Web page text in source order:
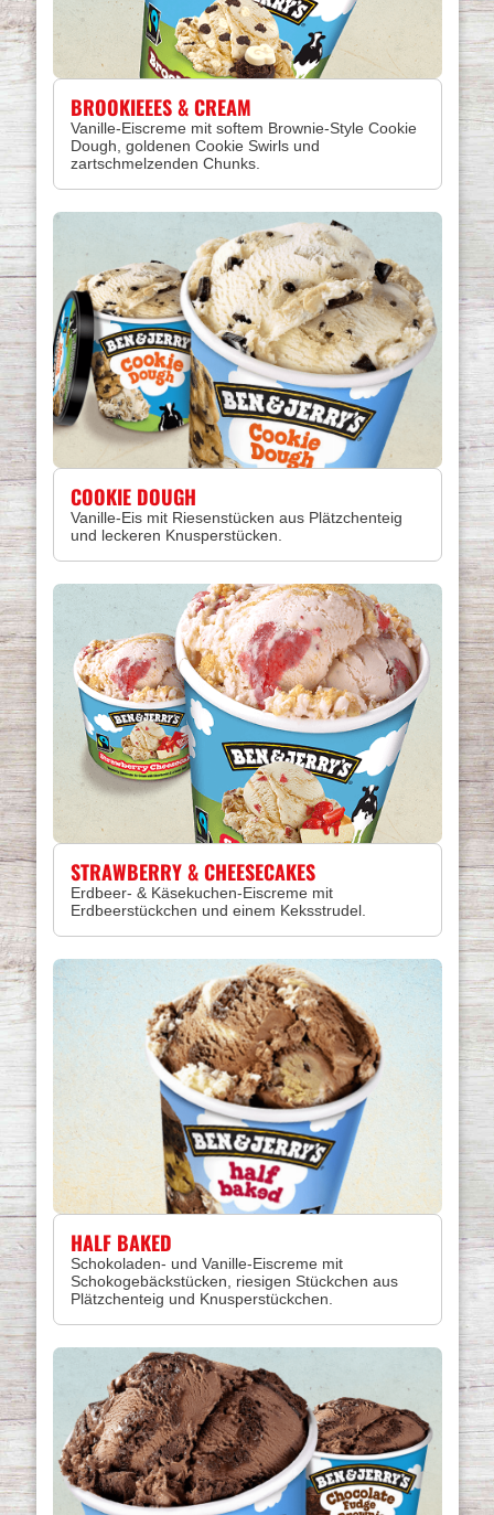
BROOKIEEES & CREAM
Vanille-Eiscreme mit softem Brownie-Style Cookie
Dough, goldenen Cookie Swirls und
zartschmelzenden Chunks.
COOKIE DOUGH
Vanille-Eis mit Riesenstücken aus Plätzchenteig
und leckeren Knusperstücken.
STRAWBERRY & CHEESECAKES
Erdbeer- & Käsekuchen-Eiscreme mit
Erdbeerstückchen und einem Keksstrudel.
HALF BAKED
Schokoladen- und Vanille-Eiscreme mit
Schokogebäckstücken, riesigen Stückchen aus
Plätzchenteig und Knusperstückchen.